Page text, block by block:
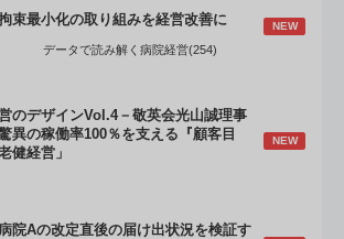
束最小化の取り組みを経営改善に NEW
データで読み解く病院経営(254)
のデザインVol.4－敬英会光山誠理事
の稼働率100％を支える『顧客目
健経営」
NEW
院Aの改定直後の届け出状況を検証す